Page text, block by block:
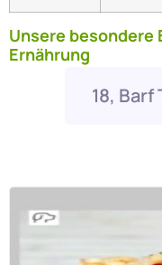
Unsere besondere
Ernährung
18, Barf